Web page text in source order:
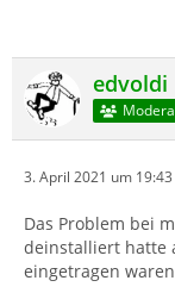
edvoldi
3. April 2021 um 19:43
Das Problem bei
deinstalliert hatte
eingetragen